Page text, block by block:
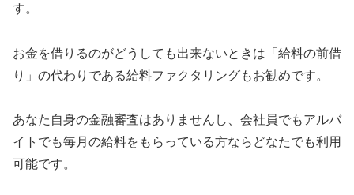
す。
お金を借りるのがどうしても出来ないときは「給料の前借
り」の代わりである給料ファクタリングもお勧めです。
あなた自身の金融審査はありませんし、会社員でもアルバ
イトでも毎月の給料をもらっている方ならどなたでも利用
可能です。